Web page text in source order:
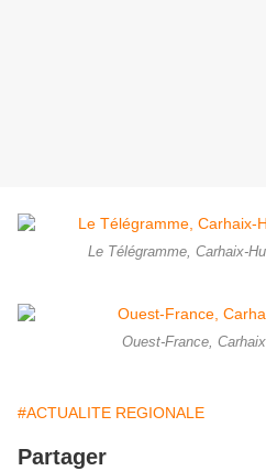
Le Télégramme, Carhaix-
Ouest-France,
#ACTUALITE REGIONALE
Partager